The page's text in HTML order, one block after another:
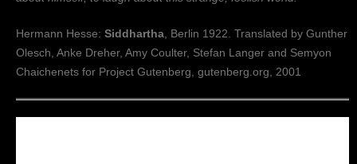
Hermann Hesse: Siddhartha, Berlin 1922. Translated by Gunther
Olesch, Anke Dreher, Amy Coulter, Stefan Langer and Semyon
Chaichenets for Project Gutenberg, gutenberg.org, 2001